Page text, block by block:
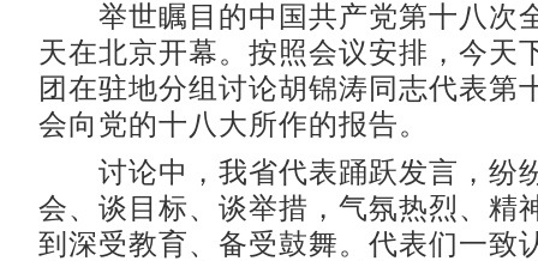
举世瞩目的中国共产党第十八次
天在北京开幕。按照会议安排，今天
团在驻地分组讨论胡锦涛同志代表第
会向党的十八大所作的报告。
讨论中，我省代表踊跃发言，纷
会、谈目标、谈举措，气氛热烈、精
到深受教育、备受鼓舞。代表们一致